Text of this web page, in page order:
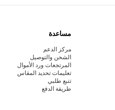
مساعدة
مركز الدعم
الشحن والتوصيل
المرتجعات ورد الأموال
تعليمات تحديد المقاس
تتبع طلبي
طريقة الدفع